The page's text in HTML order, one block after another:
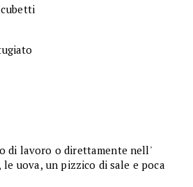
di lavoro o direttamente nell'
uova, un pizzico di sale e poca